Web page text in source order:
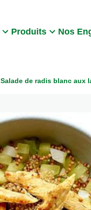
Produits Nos
Salade de radis blanc aux